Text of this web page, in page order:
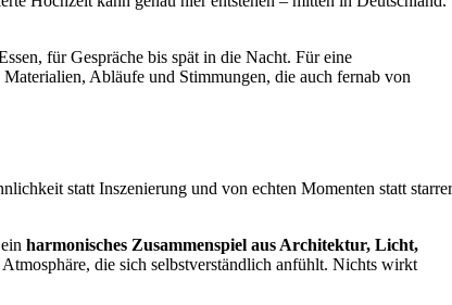
für Gespräche bis spät in die Nacht. Für eine
Abläufe und Stimmungen, die auch fernab von
statt Inszenierung und von echten Momenten statt starrer
harmonisches Zusammenspiel aus Architektur, Licht,
die sich selbstverständlich anfühlt. Nichts wirkt